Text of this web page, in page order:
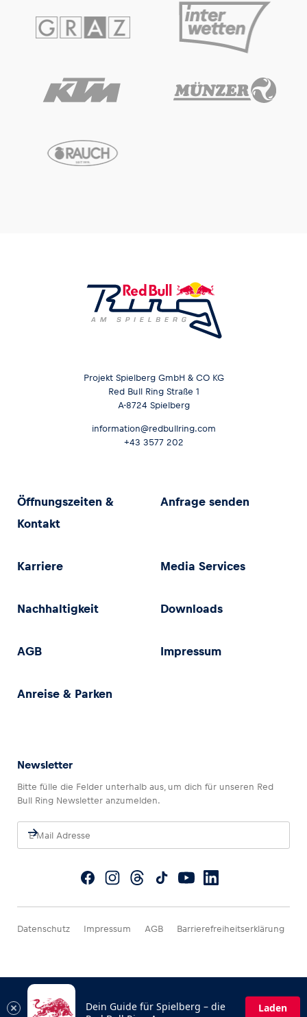
Projekt Spielberg GmbH & CO KG
Red Bull Ring Straße 1
A-8724 Spielberg
information@redbullring.com
+43 3577 202
Öffnungszeiten &
Kontakt
Anfrage senden
Karriere Media Services
Nachhaltigkeit Downloads
AGB Impressum
Anreise & Parken
Newsletter
Bitte fülle die Felder unterhalb aus, um dich für unseren Red
Bull Ring Newsletter anzumelden.
Datenschutz Impressum AGB Barrierefreiheitserklärung
Dein Guide für Spielberg – die
Laden